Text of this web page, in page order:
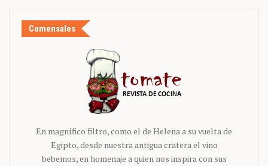
Comensales
En magnífico filtro, como el de Helena a su vuelta de
Egipto, desde nuestra antigua cratera el vino
bebemos, en homenaje a quien nos inspira con sus